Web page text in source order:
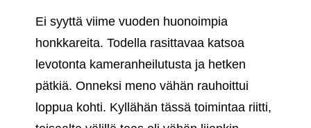
Ei syyttä viime vuoden huonoimpia
honkkareita. Todella rasittavaa katsoa
levotonta kameranheilutusta ja hetken
pätkiä. Onneksi meno vähän rauhoittui
loppua kohti. Kyllähän tässä toimintaa riitti,